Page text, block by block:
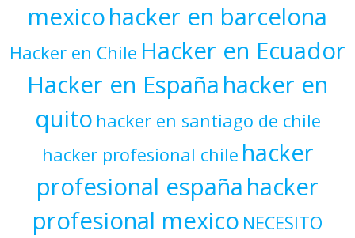
mexicohacker en barcelona
Hacker en Chile Hacker en Ecuador
Hacker en España hacker en
quito hacker en santiago de chile
hacker profesional chile hacker
profesional españa hacker
profesional mexico NECESITO